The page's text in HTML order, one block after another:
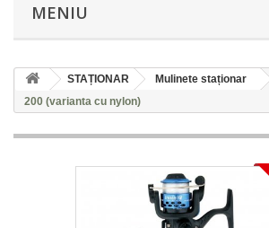
MENIU
STAȚIONAR Mulinete staționar
200 (varianta cu nylon)